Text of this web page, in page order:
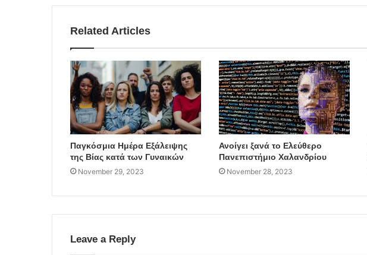
Related Articles
Παγκόσμια Ημέρα Εξάλειψης
της Βίας κατά των Γυναικών
November 29, 2023
Ανοίγει ξανά το Ελεύθερο
Πανεπιστήμιο Χαλανδρίου
November 28, 2023
Leave a Reply